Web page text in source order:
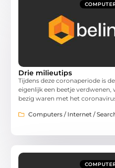
Drie milieutips
Tijdens deze coronaperiode is
eigenlijk een beetje
bezig waren met het
Computers / Internet /